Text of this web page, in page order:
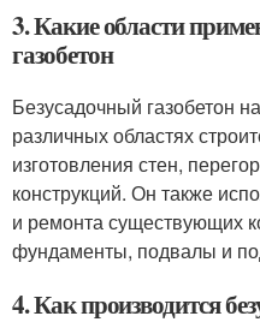
3. Какие области
газобетон
Безусадочный газобетон
различных областях
изготовления стен,
конструкций. Он также
и ремонта существующих
фундаменты, подвалы и
4. Как производится